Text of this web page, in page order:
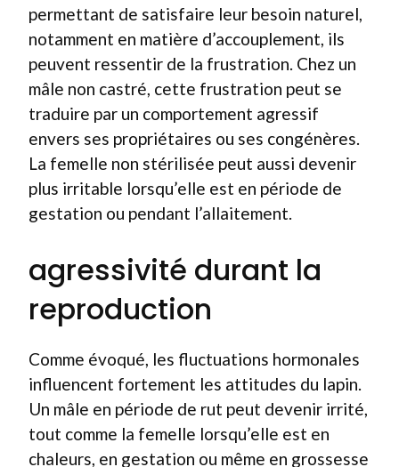
permettant de satisfaire leur besoin naturel,
notamment en matière d’accouplement, ils
peuvent ressentir de la frustration. Chez un
mâle non castré, cette frustration peut se
traduire par un comportement agressif
envers ses propriétaires ou ses congénères.
La femelle non stérilisée peut aussi devenir
plus irritable lorsqu’elle est en période de
gestation ou pendant l’allaitement.
agressivité durant la
reproduction
Comme évoqué, les fluctuations hormonales
influencent fortement les attitudes du lapin.
Un mâle en période de rut peut devenir irrité,
tout comme la femelle lorsqu’elle est en
chaleurs, en gestation ou même en grossesse